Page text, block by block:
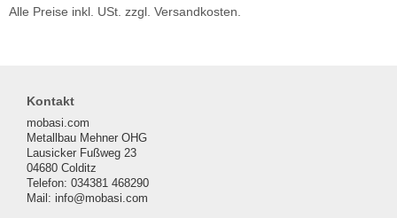
Alle Preise inkl. USt. zzgl. Versandkosten.
Kontakt
mobasi.com
Metallbau Mehner OHG
Lausicker Fußweg 23
04680 Colditz
Telefon: 034381 468290
Mail: info@mobasi.com